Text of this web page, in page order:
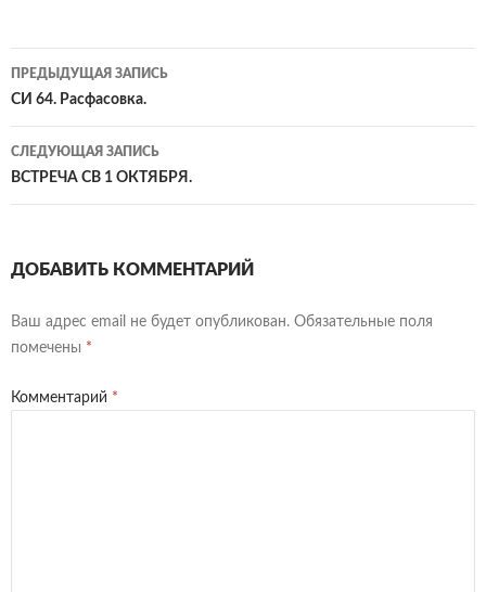
o
k
al dl sn ть
Навигация
по
записям
ПРЕДЫДУЩАЯ ЗАПИСЬ
СИ 64. Расфасовка.
СЛЕДУЮЩАЯ ЗАПИСЬ
ВСТРЕЧА СВ 1 ОКТЯБРЯ.
ДОБАВИТЬ КОММЕНТАРИЙ
Ваш адрес email не будет опубликован. Обязательные поля
помечены *
Комментарий *